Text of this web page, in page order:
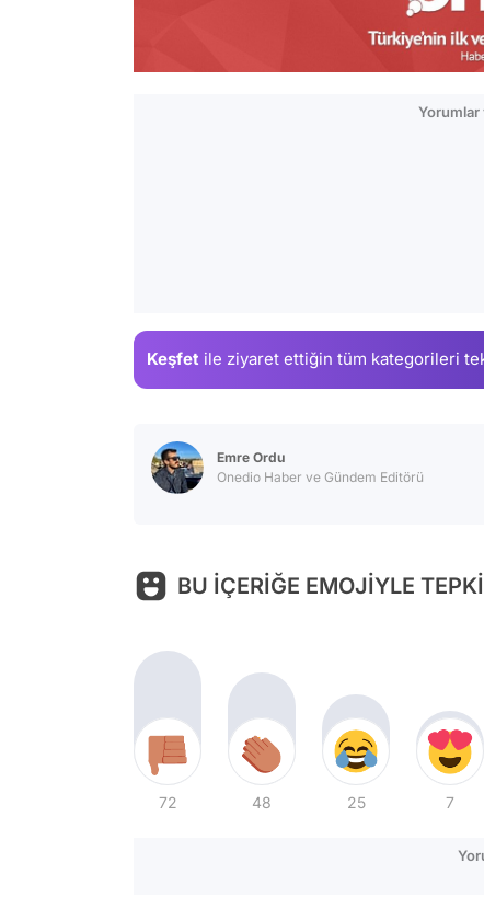
Yorumlar
Keşfet ile ziyaret ettiğin tüm kategorileri
Emre Ordu
Onedio Haber ve Gündem Editörü
BU İÇERİĞE EMOJİYLE
72 48 25 7